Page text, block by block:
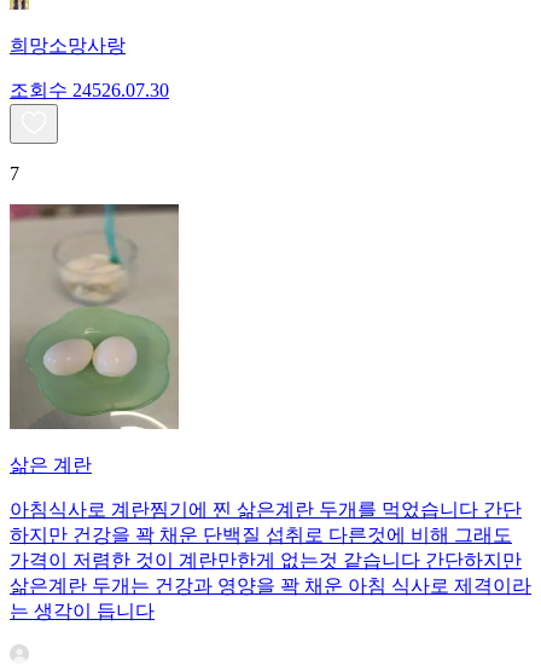
희망소망사랑
조회수 24526.07.30
7
삶은 계란
아침식사로 계란찜기에 찐 삶은계란 두개를 먹었습니다 간단
하지만 건강을 꽉 채운 단백질 섭취로 다른것에 비해 그래도
가격이 저렴한 것이 계란만한게 없는것 같습니다 간단하지만
삶은계란 두개는 건강과 영양을 꽉 채운 아침 식사로 제격이라
는 생각이 듭니다